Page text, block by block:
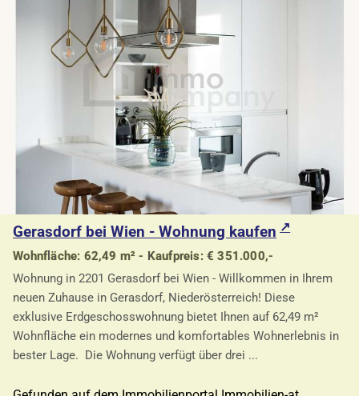
Gerasdorf bei Wien - Wohnung kaufen
Wohnfläche: 62,49 m² - Kaufpreis: € 351.000,-
Wohnung in 2201 Gerasdorf bei Wien - Willkommen in Ihrem
neuen Zuhause in Gerasdorf, Niederösterreich! Diese
exklusive Erdgeschosswohnung bietet Ihnen auf 62,49 m²
Wohnfläche ein modernes und komfortables Wohnerlebnis in
bester Lage. Die Wohnung verfügt über drei ...